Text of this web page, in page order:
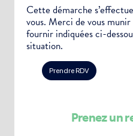
Cette démarche
vous. Merci de vous munir
fournir indiquées ci-
situation.